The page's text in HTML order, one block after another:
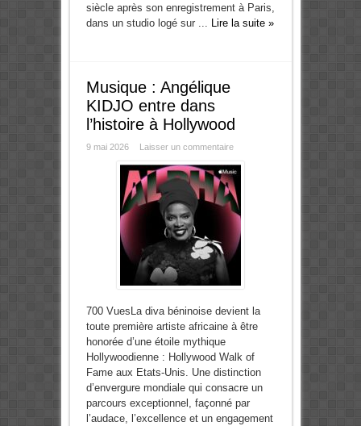
siècle après son enregistrement à Paris,
dans un studio logé sur ... Lire la suite »
Musique : Angélique
KIDJO entre dans
l’histoire à Hollywood
9 mai 2026 Laisser un commentaire
700 VuesLa diva béninoise devient la
toute première artiste africaine à être
honorée d’une étoile mythique
Hollywoodienne : Hollywood Walk of
Fame aux Etats-Unis. Une distinction
d’envergure mondiale qui consacre un
parcours exceptionnel, façonné par
l’audace, l’excellence et un engagement